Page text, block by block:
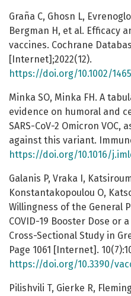
Graña C, Ghosn L,
Bergman H, et al. Efficacy
vaccines. Cochrane
[Internet];2022(12).
https://doi.org/10.1002/
Minka SO, Minka FH. A
evidence on humoral and
SARS-CoV-2 Omicron VOC,
against this variant.
https://doi.org/10.1016/
Galanis P, Vraka I,
Konstantakopoulou O,
Willingness of the General
COVID-19 Booster Dose or
Cross-Sectional Study in
Page 1061 [Internet].
https://doi.org/10.3390/
Pilishvili T, Gierke R,